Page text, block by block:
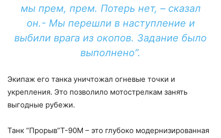
мы прем, прем. Потерь нет, – сказал
он.- Мы перешли в наступление и
выбили врага из окопов. Задание было
выполнено”.
Экипаж его танка уничтожал огневые точки и
укрепления. Это позволило мотострелкам занять
выгодные рубежи.
Танк “Прорыв”Т-90М – это глубоко модернизированная